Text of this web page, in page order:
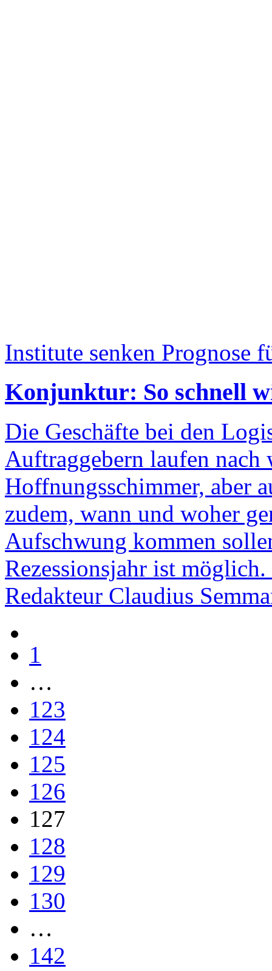
Institute senken Prognose
Konjunktur: So schnell
Die Geschäfte bei den
Auftraggebern laufen
Hoffnungsschimmer, aber
zudem, wann und woher
Aufschwung kommen
Rezessionsjahr ist
Redakteur Claudius
1
…
123
124
125
126
127
128
129
130
…
142